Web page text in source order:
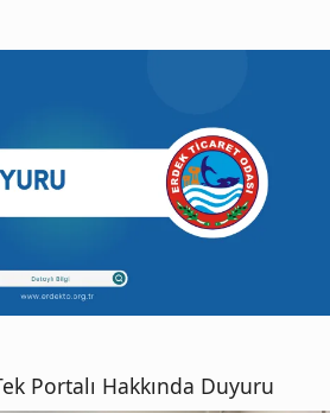
Portalı Hakkında Duyuru